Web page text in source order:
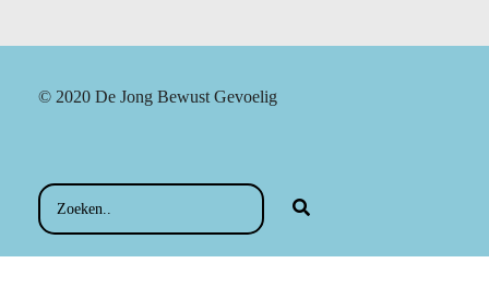
© 2020 De Jong Bewust Gevoelig